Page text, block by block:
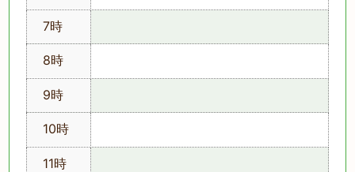
7時
8時
9時
10時
11時